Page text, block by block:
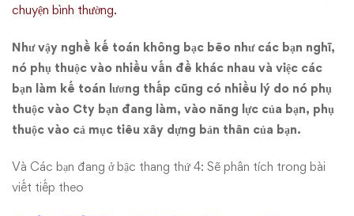
chuyện bình thường.
Như vậy nghề kế toán không bạc bẽo như các bạn nghĩ,
nó phụ thuộc vào nhiều vấn đề khác nhau và việc các
bạn làm kế toán lương thấp cũng có nhiều lý do nó phụ
thuộc vào Cty bạn đang làm, vào năng lực của bạn, phụ
thuộc vào cả mục tiêu xây dựng bản thân của bạn.
Và Các bạn đang ở bậc thang thứ 4: Sẽ phân tích trong bài
viết tiếp theo